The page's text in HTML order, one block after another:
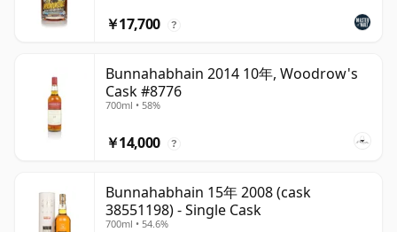
￥17,700 ?
Bunnahabhain 2014 10年, Woodrow's
Cask #8776
700ml • 58%
￥14,000 ?
Bunnahabhain 15年 2008 (cask
38551198) - Single Cask
700ml • 54.6%